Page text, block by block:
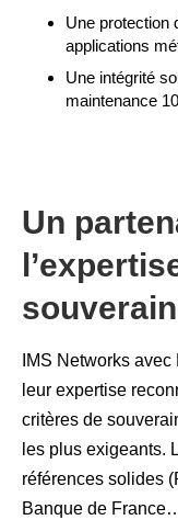
Une protection
applications
Une intégrité
maintenance
Un
IMS Networks
leur expertise
critères de
les plus exigeants.
références solides
Banque de